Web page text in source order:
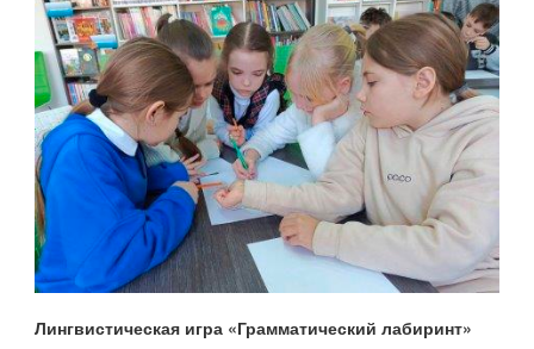
Лингвистическая игра «Грамматический лабиринт»